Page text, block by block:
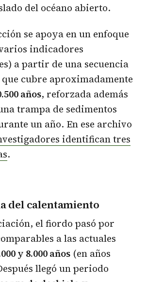
del océano abierto.
se apoya en un enfoque
indicadores
a partir de una secuencia
cubre aproximadamente
años, reforzada además
trampa de sedimentos
un año. En ese archivo
identifican tres
.
del calentamiento
el fiordo pasó por
a las actuales
y 8.000 años (en años
llegó un periodo